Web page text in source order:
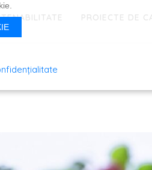
PROIECTE DE